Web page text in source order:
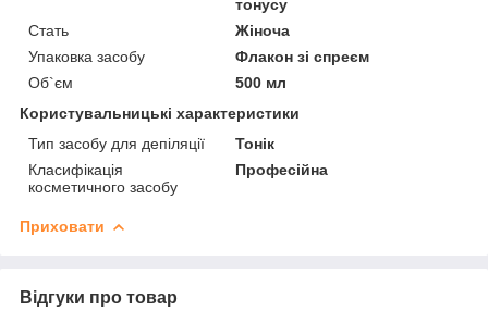
тонусу
Стать
Жіноча
Упаковка засобу
Флакон зі спреєм
Об`єм
500 мл
Користувальницькі характеристики
Тип засобу для депіляції
Тонік
Класифікація
косметичного засобу
Професійна
Приховати
Відгуки про товар